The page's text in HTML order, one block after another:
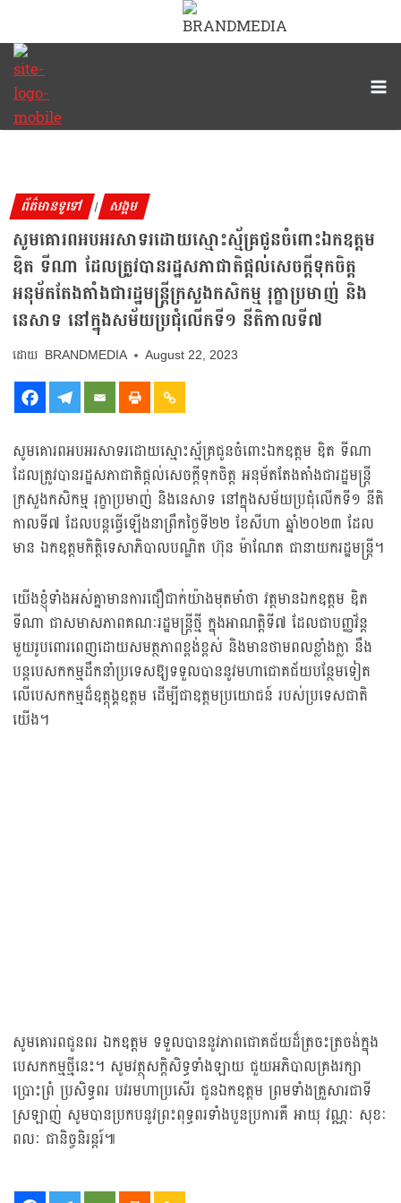
ព័ត៌មានទូទៅ | សង្គម
សូមគោរពអបអរសាទរដោយស្មោះស្ម័គ្រជូនចំពោះឯកឧត្តម
ឌិត ទីណា ដែលត្រូវបានរដ្ឋសភាជាតិផ្ដល់សេចក្ដីទុកចិត្ត
អនុម័តតែងតាំងជារដ្ឋមន្រ្តីក្រសួងកសិកម្ម រុក្ខាប្រមាញ់ និង
នេសាទ នៅក្នុងសម័យប្រជុំលើកទី១ នីតិកាលទី៧
BRANDMEDIA August 22, 2023
សូមគោរពអបអរសាទរដោយស្មោះស្ម័គ្រជូនចំពោះឯកឧត្តម ឌិត ទីណា
ដែលត្រូវបានរដ្ឋសភាជាតិផ្ដល់សេចក្ដីទុកចិត្ត អនុម័តតែងតាំងជារដ្ឋមន្រ្តី
ក្រសួងកសិកម្ម រុក្ខាប្រមាញ់ និងនេសាទ នៅក្នុងសម័យប្រជុំលើកទី១ នីតិ
កាលទី៧ ដែលបន្តធ្វើឡើងនាព្រឹកថ្ងៃទី២២ ខែសីហា ឆ្នាំ២០២៣ ដែល
មាន ឯកឧត្តមកិត្តិទេសាភិបាលបណ្ឌិត ហ៊ុន ម៉ាណែត ជានាយករដ្ឋមន្ត្រី។
យើងខ្ញុំទាំងអស់គ្នាមានការជឿជាក់យ៉ាងមុតមាំថា វត្តមានឯកឧត្តម ឌិត
ទីណា ជាសមាសភាពគណៈរដ្ឋមន្ត្រីថ្មី ក្នុងអាណត្តិទី៧ ដែលជាបញ្ញវ័ន្ត
មួយរូបពោរពេញដោយសមត្ថភាពខ្ពង់ខ្ពស់ និងមានថាមពលខ្លាំងក្លា នឹង
បន្តបេសកកម្មដឹកនាំប្រទេសឱ្យទទួលបាននូវមហាជោគជ័យបន្ថែមទៀត
លើបេសកកម្មដ៏ឧត្តុង្គឧត្តម ដើម្បីជាឧត្តមប្រយោជន៍ របស់ប្រទេសជាតិ
យើង។
សូមគោរពជូនពរ ឯកឧត្តម ទទួលបាននូវភាពជោគជ័យដ៏ត្រចះត្រចង់ក្នុង
បេសកកម្មថ្មីនេះ។ សូមវត្ថុសក្តិសិទ្ធទាំងឡាយ ជួយអភិបាលគ្រងរក្សា
ប្រោះព្រំ ប្រសិទ្ធពរ បវរមហាប្រសើរ ជូនឯកឧត្តម ព្រមទាំងគ្រួសារជាទី
ស្រឡាញ់ សូមបានប្រកបនូវព្រះពុទ្ធពរទាំងបួនប្រការគឺ អាយុ វណ្ណៈ សុខៈ
ពលៈ ជានិច្ចនិរន្តរ៍៕